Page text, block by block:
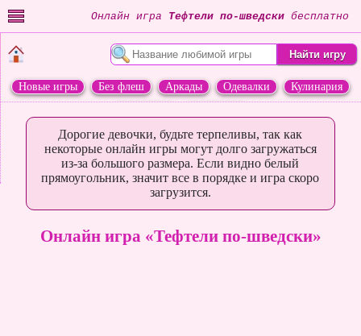
Онлайн игра Тефтели по-шведски бесплатно
Новые игры Без флеш Аркады Одевалки
Кулинария
Дорогие девочки, будьте терпеливы, так как
некоторые онлайн игры могут долго загружаться
из-за большого размера. Если видно белый
прямоугольник, значит все в порядке и игра скоро
загрузится.
Онлайн игра «Тефтели по-шведски»